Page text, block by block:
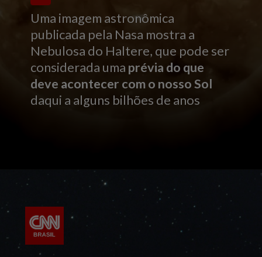
Uma imagem astronômica
publicada pela Nasa mostra a
Nebulosa do Haltere, que pode ser
considerada uma prévia do que
deve acontecer com o nosso Sol
daqui a alguns bilhões de anos